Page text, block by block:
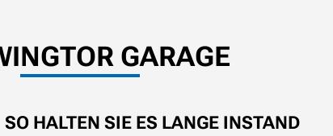
GARAGE
SO HALTEN SIE ES LANGE INSTAND